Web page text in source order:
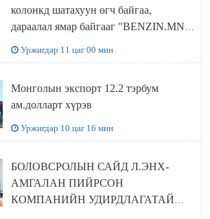
колонкд шатахуун өгч байгаа,
дараалал ямар байгааг "BENZIN.MN”
Уржигдар 11 цаг 00 мин
Монголын экспорт 12.2 тэрбум
ам.долларт хүрэв
Уржигдар 10 цаг 16 мин
БОЛОВСРОЛЫН САЙД Л.ЭНХ-
АМГАЛАН ПИЙРСОН
КОМПАНИЙН УДИРДЛАГАТАЙ